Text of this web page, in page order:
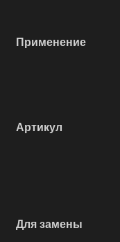
Применение
Артикул
Для замены